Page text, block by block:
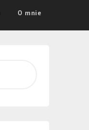
O mnie